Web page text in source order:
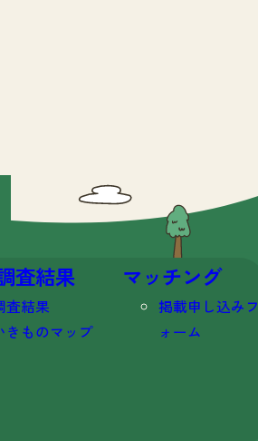
査結果
査結果
きものマップ
マッチング
掲載申し込みフ
ォーム